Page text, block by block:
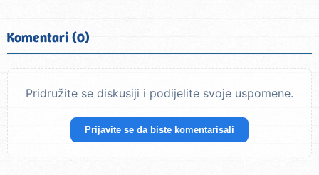
Komentari (0)
Pridružite se diskusiji i podijelite svoje uspomene.
Prijavite se da biste komentarisali